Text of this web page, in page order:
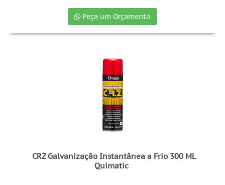
Peça um Orçamento
CRZ Galvanização Instantânea a Frio 300 ML
Quimatic